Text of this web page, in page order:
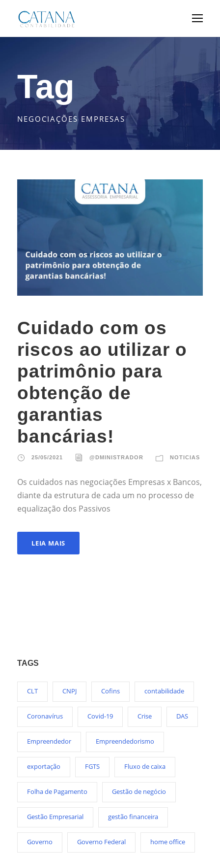
Tag
NEGOCIAÇÕES EMPRESAS
Cuidado com os
riscos ao utilizar o
patrimônio para
obtenção de
garantias
bancárias!
25/05/2021 @DMINISTRADOR NOTICIAS
Os cuidados nas negociações Empresas x Bancos,
diante da estrutura de cada um no processo de
equalização dos Passivos
LEIA MAIS
TAGS
CLT CNPJ Cofins contabilidade
Coronavírus Covid-19 Crise DAS
Empreendedor Empreendedorismo
exportação FGTS Fluxo de caixa
Folha de Pagamento Gestão de negócio
Gestão Empresarial gestão financeira
Governo Governo Federal home office